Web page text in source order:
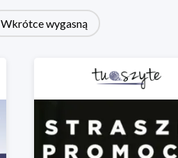
Wkrótce wygasną